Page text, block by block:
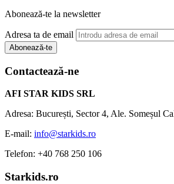
Abonează-te la newsletter
Adresa ta de email
Abonează-te
Contactează-ne
AFI STAR KIDS SRL
Adresa: București, Sector 4, Ale. Someșul
E-mail: info@starkids.ro
Telefon: +40 768 250 106
Starkids.ro